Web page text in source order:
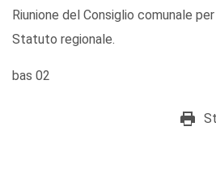
Riunione del Consiglio comunale
Statuto regionale.
bas 02